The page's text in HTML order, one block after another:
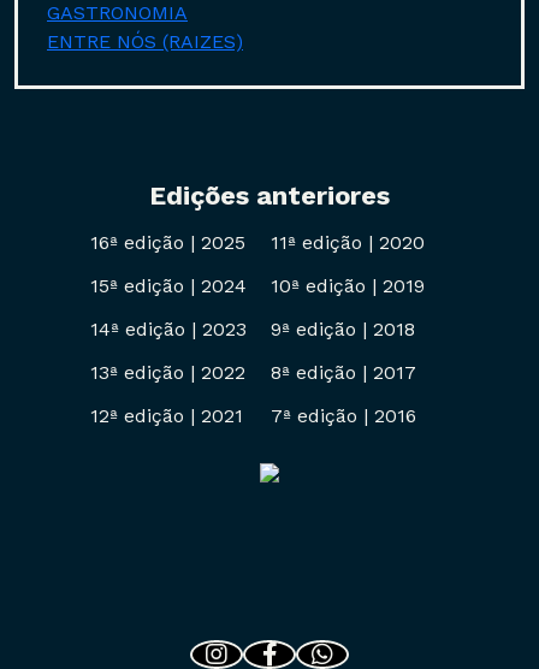
Edições anteriores
16ª edição | 2025
15ª edição | 2024
14ª edição | 2023
13ª edição | 2022
12ª edição | 2021
11ª edição | 2020
10ª edição | 2019
9ª edição | 2018
8ª edição | 2017
7ª edição | 2016